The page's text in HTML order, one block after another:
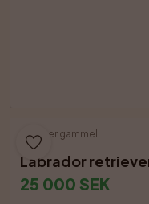
7 uker gammel
Labrador
25 000 SEK